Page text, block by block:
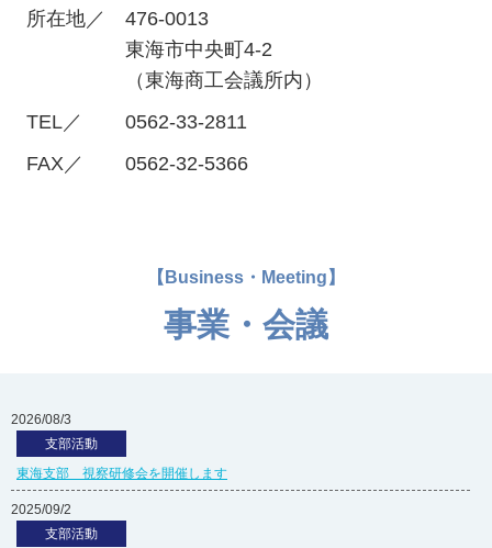
所在地／
476-0013
東海市中央町4-2
（東海商工会議所内）
TEL／
0562-33-2811
FAX／
0562-32-5366
【Business・Meeting】
事業・会議
2026/08/3
支部活動
東海支部 視察研修会を開催します
2025/09/2
支部活動